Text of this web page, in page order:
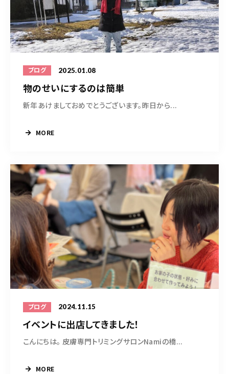
ブログ 2025.01.08
物のせいにするのは簡単
新年あけましておめでとうございます。昨日から...
MORE
ブログ 2024.11.15
イベントに出店してきました！
こんにちは。 皮膚専門トリミングサロンNamiの橋...
MORE